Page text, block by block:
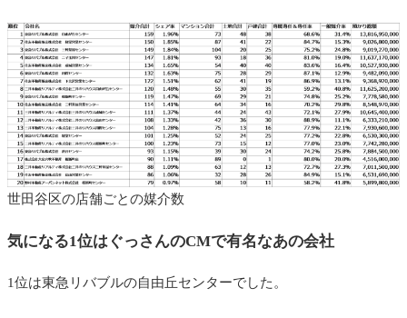
世田谷区の店舗ごとの媒介数
気になる1位はぐっさんのCMで有名なあの会社
1位は東急リバブルの自由丘センターでした。